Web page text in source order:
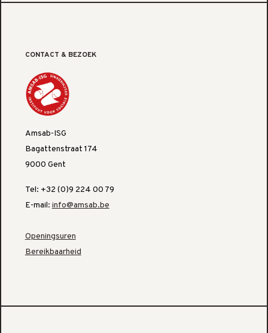
CONTACT & BEZOEK
Amsab-ISG
Bagattenstraat 174
9000 Gent
Tel: +32 (0)9 224 00 79
E-mail: info@amsab.be
Openingsuren
Bereikbaarheid